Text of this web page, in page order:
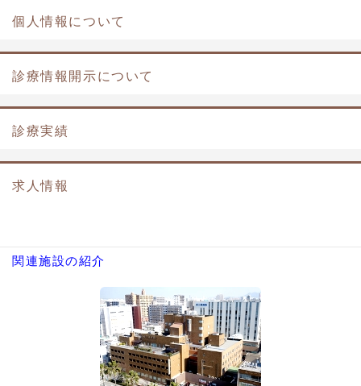
個人情報について
診療情報開示について
診療実績
求人情報
関連施設の紹介